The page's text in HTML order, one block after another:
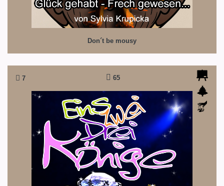
Don´t be mousy
7 65
Eins, zwei, drei Könige
Ein biblisches Weihnachtsvergnügen